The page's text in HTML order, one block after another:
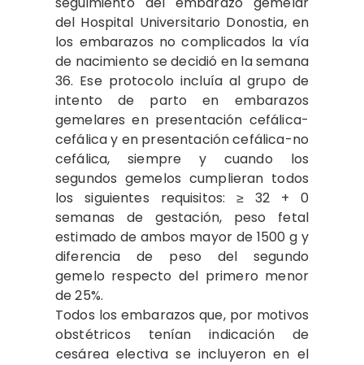
del Hospital Universitario Donostia, en
los embarazos no complicados la vía
de nacimiento se decidió en la semana
36. Ese protocolo incluía al grupo de
intento de parto en embarazos
gemelares en presentación cefálica-
cefálica y en presentación cefálica-no
cefálica, siempre y cuando los
segundos gemelos cumplieran todos
los siguientes requisitos: ≥ 32 + 0
semanas de gestación, peso fetal
estimado de ambos mayor de 1500 g y
diferencia de peso del segundo
gemelo respecto del primero menor
de 25%.
Todos los embarazos que, por motivos
obstétricos tenían indicación de
cesárea electiva se incluyeron en el